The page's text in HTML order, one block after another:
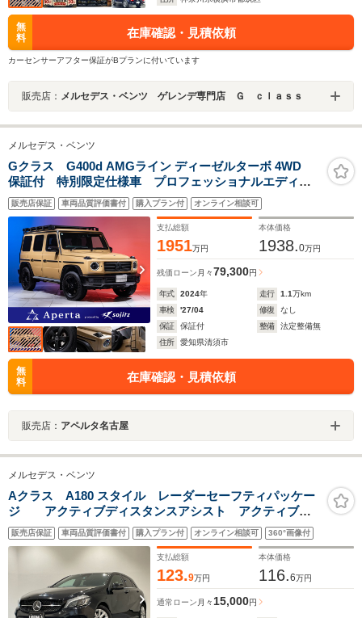
無
料
在庫確認・見積依頼
カーセンサーアフター保証がBプランに付いています
販売店： メルセデス・ベンツ ゲレンデ専門店 Ｇ ｃｌａｓｓ
メルセデス・ベンツ
Gクラス G400d AMGライン ディーゼルターボ 4WD
保証付 特別限定仕様車 プロフェッショナルエディシ
ョン 専用ルーフラック/専用ラダー AMG20インチ ス
ライディングサンルーフ ヒーター&ベンチレーション
ダイヤモンドステッチ入りナッパレザー
販売店保証 車両品質評価書付 購入プラン付 オンライン相談可
支払総額
1951万円
本体価格
1938.0万円
残価ローン 月々79,300円
年式 2024年 走行 1.1万km
車検
'27/04 修復
なし
保証
保証付 整備
法定整備無
住所
愛知県清須市
無
料
在庫確認・見積依頼
販売店： アペルタ名古屋
メルセデス・ベンツ
Aクラス A180 スタイル レーダーセーフティパッケー
ジ アクティブディスタンスアシスト アクティブブ
レーキアシスト アクティブブレーンキーピングアシス
ト ナビゲーションパッケージ AppleCarPlay
Bluetooth バックカメラ ETC
販売店保証 車両品質評価書付 購入プラン付 オンライン相談可 360°画像付
支払総額
123.9万円
本体価格
116.6万円
通常ローン 月々15,000円